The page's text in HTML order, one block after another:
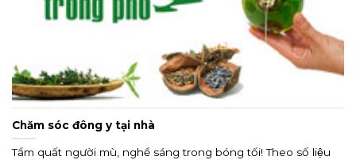
Chăm sóc đông y tại nhà
Tẩm quất người mù, nghề sáng trong bóng tối! Theo số liệu